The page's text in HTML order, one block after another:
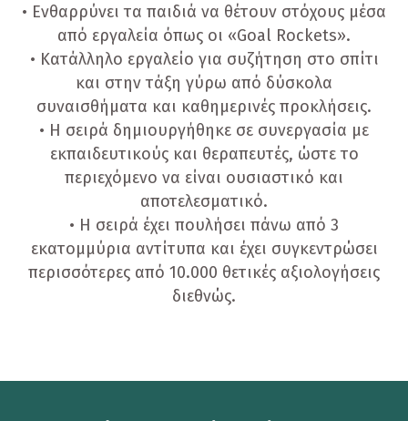
• Ενθαρρύνει τα παιδιά να θέτουν στόχους μέσα
από εργαλεία όπως οι «Goal Rockets».
• Κατάλληλο εργαλείο για συζήτηση στο σπίτι
και στην τάξη γύρω από δύσκολα
συναισθήματα και καθημερινές προκλήσεις.
• Η σειρά δημιουργήθηκε σε συνεργασία με
εκπαιδευτικούς και θεραπευτές, ώστε το
περιεχόμενο να είναι ουσιαστικό και
αποτελεσματικό.
• Η σειρά έχει πουλήσει πάνω από 3
εκατομμύρια αντίτυπα και έχει συγκεντρώσει
περισσότερες από 10.000 θετικές αξιολογήσεις
διεθνώς.